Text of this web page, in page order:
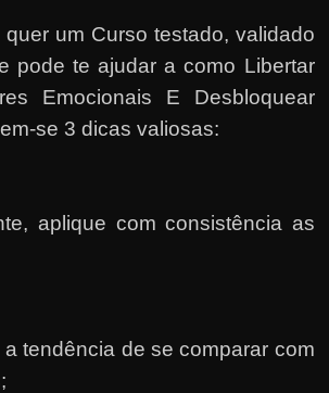
um Curso testado, validado
pode te ajudar a como Libertar
Emocionais E Desbloquear
se 3 dicas valiosas:
aplique com consistência as
a tendência de se comparar com